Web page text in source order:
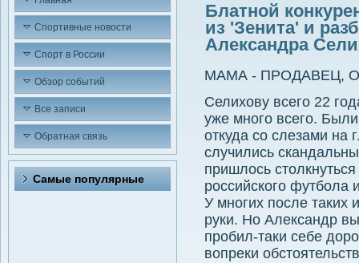
Спортивные новости
Спорт в России
Обзор событий
Все записи
Обратная связь
Самые популярные
Блатной
из 'Зенита' и
Александра
МАМА - ПРОДАВЕЦ,
Селихову всего 22
уже много всего.
откуда со слезами на
случились
пришлось
российского футбола
У многих после таких
руки. Но Александр
пробил-таки себе
вопреки